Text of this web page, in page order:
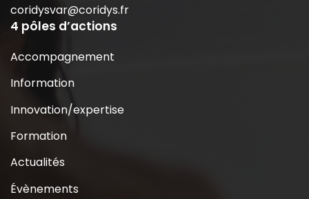
coridysvar@coridys.fr
4 pôles d’actions
Accompagnement
Information
Innovation/expertise
Formation
Actualités
Évènements